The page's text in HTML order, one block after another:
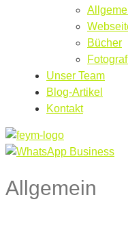
Bücher
Unser Team
Blog-Artikel
Kontakt
Allgemein